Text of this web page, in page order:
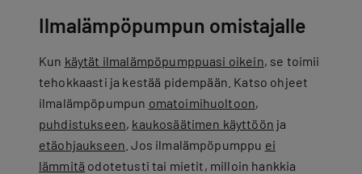
Ilmalämpöpumpun omistajalle
Kun käytät ilmalämpöpumppuasi oikein, se toimii
tehokkaasti ja kestää pidempään. Katso ohjeet
ilmalämpöpumpun omatoimihuoltoon,
puhdistukseen, kaukosäätimen käyttöön ja
etäohjaukseen . Jos ilmalämpöpumppu ei
lämmitä odotetusti tai mietit, milloin hankkia